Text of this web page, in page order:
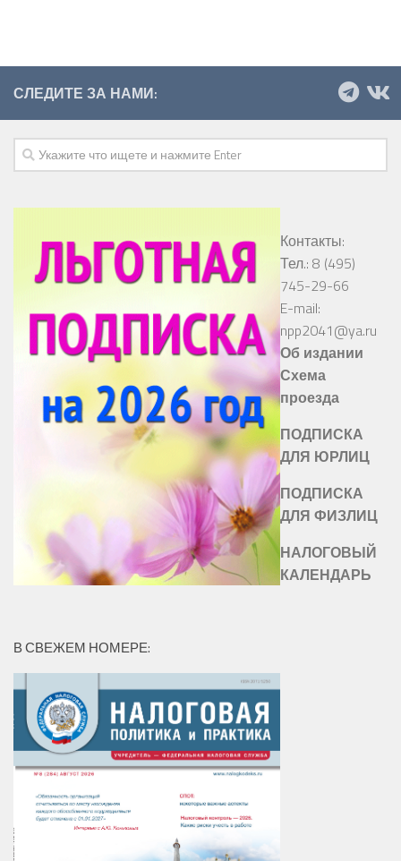
СЛЕДИТЕ ЗА НАМИ:
Контакты:
Тел.: 8 (495)
745-29-66
E-mail:
npp2041@ya.ru
Об издании
Схема
проезда
ПОДПИСКА
ДЛЯ ЮРЛИЦ
ПОДПИСКА
ДЛЯ ФИЗЛИЦ
НАЛОГОВЫЙ
КАЛЕНДАРЬ
В СВЕЖЕМ НОМЕРЕ: